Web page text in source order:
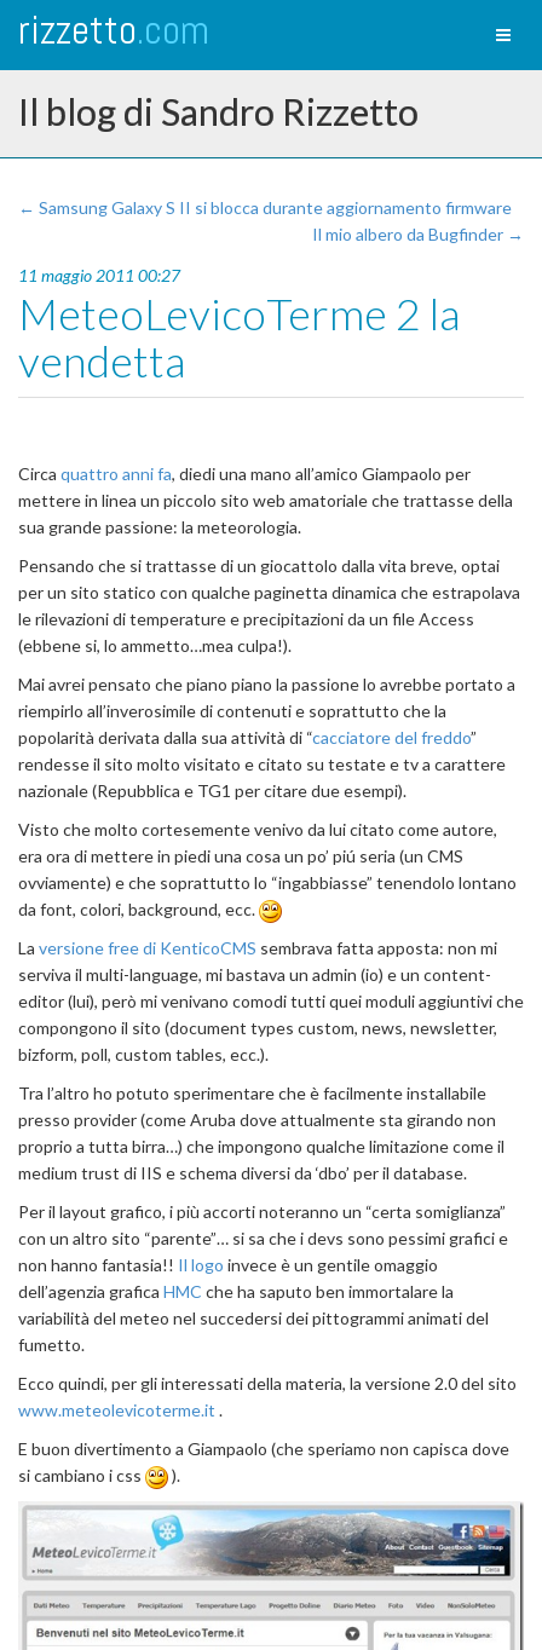
rizzetto.com
Il blog di Sandro Rizzetto
← Samsung Galaxy S II si blocca durante aggiornamento firmware
Il mio albero da Bugfinder →
11 maggio 2011 00:27
MeteoLevicoTerme 2 la
vendetta
Circa quattro anni fa, diedi una mano all’amico Giampaolo per
mettere in linea un piccolo sito web amatoriale che trattasse della
sua grande passione: la meteorologia.
Pensando che si trattasse di un giocattolo dalla vita breve, optai
per un sito statico con qualche paginetta dinamica che estrapolava
le rilevazioni di temperature e precipitazioni da un file Access
(ebbene si, lo ammetto…mea culpa!).
Mai avrei pensato che piano piano la passione lo avrebbe portato a
riempirlo all’inverosimile di contenuti e soprattutto che la
popolarità derivata dalla sua attività di “cacciatore del freddo”
rendesse il sito molto visitato e citato su testate e tv a carattere
nazionale (Repubblica e TG1 per citare due esempi).
Visto che molto cortesemente venivo da lui citato come autore,
era ora di mettere in piedi una cosa un po’ piú seria (un CMS
ovviamente) e che soprattutto lo “ingabbiasse” tenendolo lontano
da font, colori, background, ecc.
La versione free di KenticoCMS sembrava fatta apposta: non mi
serviva il multi-language, mi bastava un admin (io) e un content-
editor (lui), però mi venivano comodi tutti quei moduli aggiuntivi che
compongono il sito (document types custom, news, newsletter,
bizform, poll, custom tables, ecc.).
Tra l’altro ho potuto sperimentare che è facilmente installabile
presso provider (come Aruba dove attualmente sta girando non
proprio a tutta birra…) che impongono qualche limitazione come il
medium trust di IIS e schema diversi da ‘dbo’ per il database.
Per il layout grafico, i più accorti noteranno un “certa somiglianza”
con un altro sito “parente”… si sa che i devs sono pessimi grafici e
non hanno fantasia!! Il logo invece è un gentile omaggio
dell’agenzia grafica HMC che ha saputo ben immortalare la
variabilità del meteo nel succedersi dei pittogrammi animati del
fumetto.
Ecco quindi, per gli interessati della materia, la versione 2.0 del sito
www.meteolevicoterme.it .
E buon divertimento a Giampaolo (che speriamo non capisca dove
si cambiano i css
).